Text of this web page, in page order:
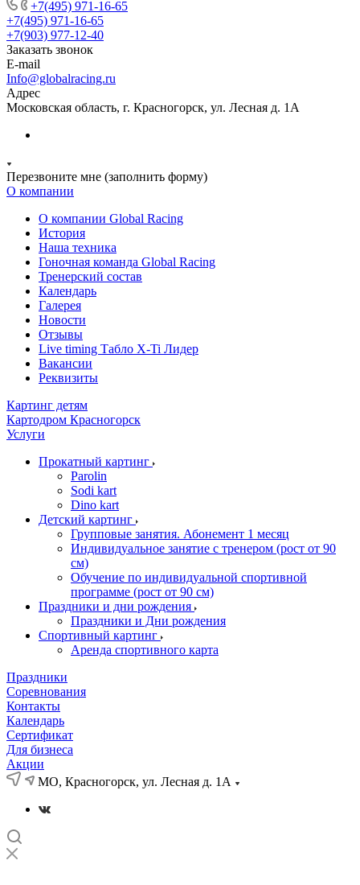
+7(495) 971-16-65
+7(495) 971-16-65
+7(903) 977-12-40
Заказать звонок
E-mail
Info@globalracing.ru
Адрес
Московская область, г. Красногорск, ул. Лесная д. 1А
Перезвоните мне (заполнить форму)
О компании
О компании Global Racing
История
Наша техника
Гоночная команда Global Racing
Тренерский состав
Календарь
Галерея
Новости
Отзывы
Live timing Табло X-Ti Лидер
Вакансии
Реквизиты
Картинг детям
Картодром Красногорск
Услуги
Прокатный картинг
Parolin
Sodi kart
Dino kart
Детский картинг
Групповые занятия. Абонемент 1 месяц
Индивидуальное занятие с тренером (рост от 90
см)
Обучение по индивидуальной спортивной
программе (рост от 90 см)
Праздники и дни рождения
Праздники и Дни рождения
Спортивный картинг
Аренда спортивного карта
Праздники
Соревнования
Контакты
Календарь
Сертификат
Для бизнеса
Акции
МО, Красногорск, ул. Лесная д. 1А